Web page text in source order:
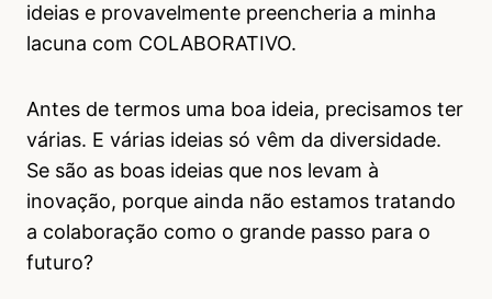
ideias e provavelmente preencheria a minha
lacuna com COLABORATIVO.
Antes de termos uma boa ideia, precisamos ter
várias. E várias ideias só vêm da diversidade.
Se são as boas ideias que nos levam à
inovação, porque ainda não estamos tratando
a colaboração como o grande passo para o
futuro?